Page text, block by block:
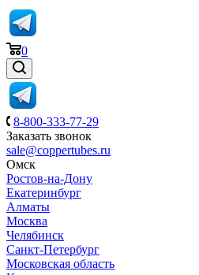
0
8-800-333-77-29
Заказать звонок
sale@coppertubes.ru
Омск
Ростов-на-Дону
Екатеринбург
Алматы
Москва
Челябинск
Санкт-Петербург
Московская область